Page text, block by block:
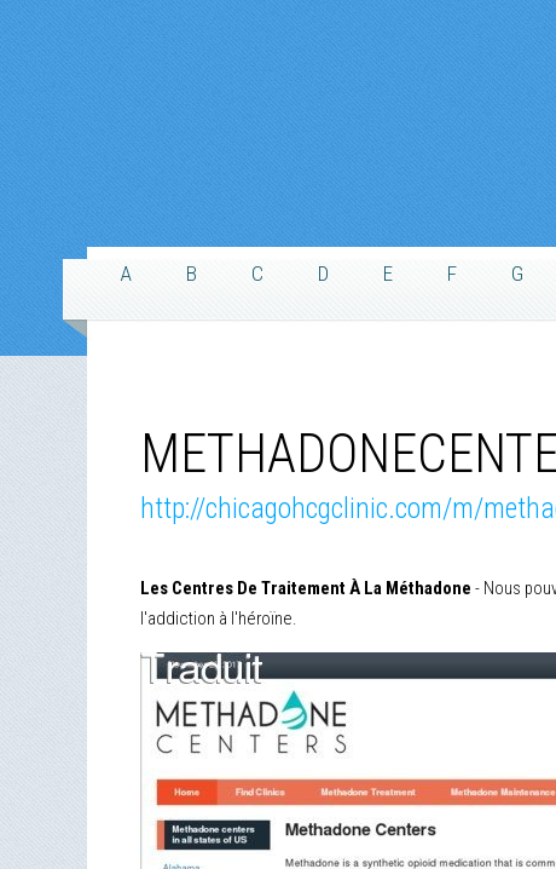
A B C D E F G
http://chicagohcgclinic.com/m/
Les Centres De Traitement À La Méthadone - Nous
l'addiction à l'héroïne.